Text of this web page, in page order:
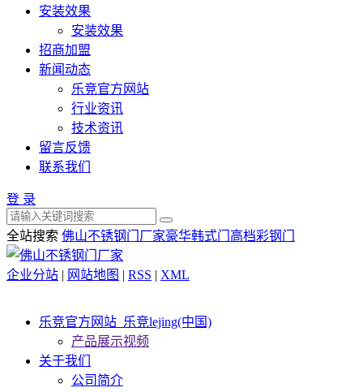
安装效果
安装效果
招商加盟
新闻动态
乐竞官方网站
行业资讯
技术资讯
留言反馈
联系我们
登 录
全站搜索 佛山不锈钢门厂家豪华韩式门 高档彩钢门
企业分站 | 网站地图 | RSS | XML
乐竞官方网站_乐竞lejing(中国)
产品展示视频
关于我们
公司简介